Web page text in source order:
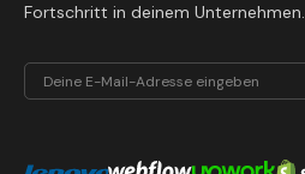
Fortschritt in deinem Unternehmen.